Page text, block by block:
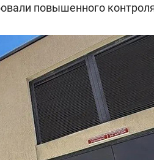
повышенного